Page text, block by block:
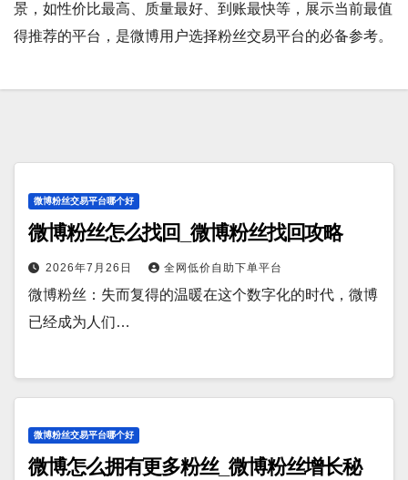
景，如性价比最高、质量最好、到账最快等，展示当前最值
得推荐的平台，是微博用户选择粉丝交易平台的必备参考。
微博粉丝交易平台哪个好
微博粉丝怎么找回_微博粉丝找回攻略
2026年7月26日 全网低价自助下单平台
微博粉丝：失而复得的温暖在这个数字化的时代，微博
已经成为人们…
微博粉丝交易平台哪个好
微博怎么拥有更多粉丝_微博粉丝增长秘